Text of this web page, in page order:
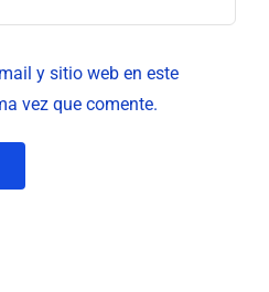
y sitio web en este
vez que comente.